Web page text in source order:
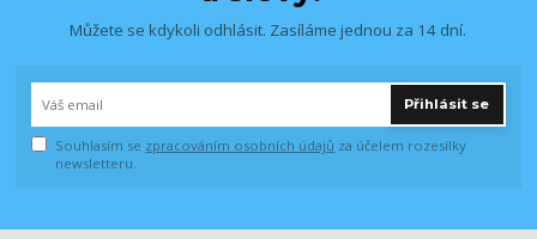
Můžete se kdykoli odhlásit. Zasíláme jednou za 14 dní.
Přihlásit se
Souhlasím se zpracováním osobních údajů za účelem rozesílky
newsletteru.